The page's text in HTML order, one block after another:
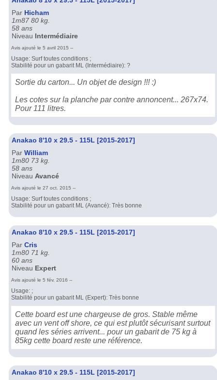
Par Hicham
1m87 80 kg.
58 ans
Niveau Intermédiaire
Avis ajouté le 5 avril 2015 --
Usage: Surf toutes conditions ;
Stabilité pour un gabarit ML (Intermédiaire): ?
Sortie du carton... Un objet de design !!! :)
Les cotes sur la planche par contre annoncent... 267x74.
Pour 111 litres.
Anakao 8'10 x 29.5 - 115L [2015-2017]
Par William
1m80 73 kg.
58 ans
Niveau Avancé
Avis ajouté le 27 oct. 2015 --
Usage: Surf toutes conditions ;
Stabilité pour un gabarit ML (Avancé): Très bonne
Anakao 8'10 x 29.5 - 115L [2015-2017]
Par Cris
1m80 71 kg.
60 ans
Niveau Expert
Avis ajouté le 5 fév. 2016 --
Usage: ;
Stabilité pour un gabarit ML (Expert): Très bonne
Cette board est une chargeuse de gros. Stable même
avec un vent off shore, ce qui est plutôt sécurisant surtout
quand les séries arrivent... pour un gabarit de 75 kg à
85kg cette board reste une référence.
Anakao 8'10 x 29.5 - 115L [2015-2017]